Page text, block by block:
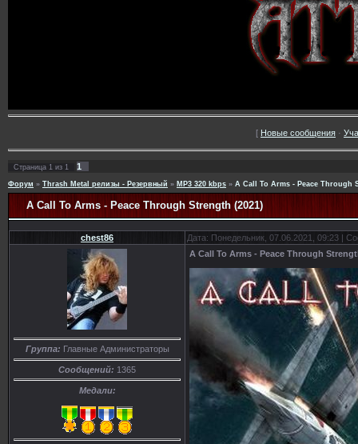
[ Новые сообщения ·
Страница 1 из 1 1
Форум » Thrash Metal релизы - Резервный » MP3 320 kbps » A Call To Arms - Peace Through
A Call To Arms - Peace Through Strength (2021)
chest86 Дата: Понедельник, 07.06.2021, 09:23 |
Группа: Главные Администраторы
Сообщений: 1365
Медали:
A Call To Arms - Peace Through